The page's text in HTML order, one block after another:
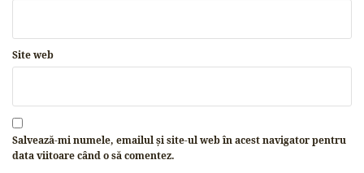
Site web
Salvează-mi numele, emailul și site-ul web în acest navigator pentru
data viitoare când o să comentez.